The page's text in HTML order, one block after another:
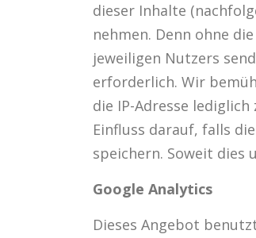
dieser Inhalte
nehmen. Denn ohne
jeweiligen Nutzers
erforderlich. Wir
die IP-Adresse
Einfluss darauf, falls
speichern. Soweit dies
Google Analytics
Dieses Angebot